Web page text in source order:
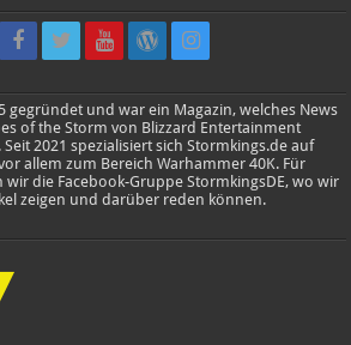
gegründet und war ein Magazin, welches News
of the Storm von Blizzard Entertainment
2021 spezialisiert sich Stormkings.de auf
allem zum Bereich Warhammer 40K. Für
die Facebook-Gruppe StormkingsDE, wo wir
zeigen und darüber reden können.